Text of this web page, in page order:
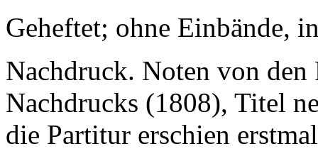
Geheftet; ohne Einbände,
Nachdruck. Noten von den
Nachdrucks (1808), Titel
die Partitur erschien